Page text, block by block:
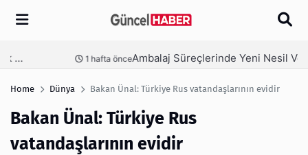
Arama
Ambalaj Süreçlerinde Yeni Nesil Verimliliği Olimpack ile Yakalayın 3 hafta önce
Home Dünya Bakan Ünal: Türkiye Rus vatandaşlarının evidir
Bakan Ünal: Türkiye Rus
vatandaşlarının evidir